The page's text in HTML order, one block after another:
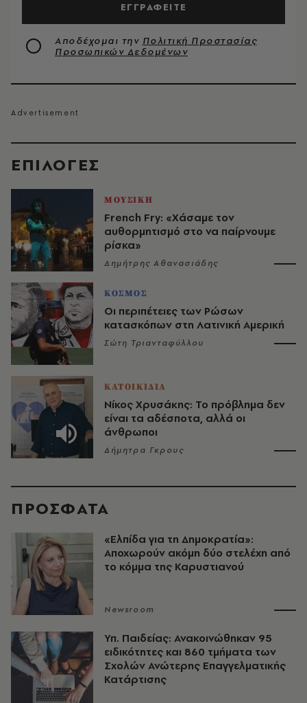
EΠΙΛΟΓΈΣ
ΜΟΥΣΙΚΗ
French Fry: «Χάσαμε τον
αυθορμητισμό στο να παίρνουμε
ρίσκα»
Δημήτρης Αθανασιάδης
ΚΟΣΜΟΣ
Οι περιπέτειες των Ρώσων
κατασκόπων στη Λατινική Αμερική
Σώτη Τριανταφύλλου
ΚΑΤΟΙΚΙΔΙΑ
Νίκος Χρυσάκης: Το πρόβλημα δεν
είναι τα αδέσποτα, αλλά οι
άνθρωποι
Δήμητρα Γκρους
ΕΓΓΡΑΦΕΙΤΕ
Αποδέχομαι την Πολιτική Προστασίας
Προσωπικών Δεδομένων
ΠΡΟΣΦΑΤΑ
«Ελπίδα για τη Δημοκρατία»:
Αποχωρούν ακόμη δύο στελέχη από
το κόμμα της Καρυστιανού
Newsroom
Υπ. Παιδείας: Ανακοινώθηκαν 95
ειδικότητες και 860 τμήματα των
Σχολών Ανώτερης Επαγγελματικής
Κατάρτισης